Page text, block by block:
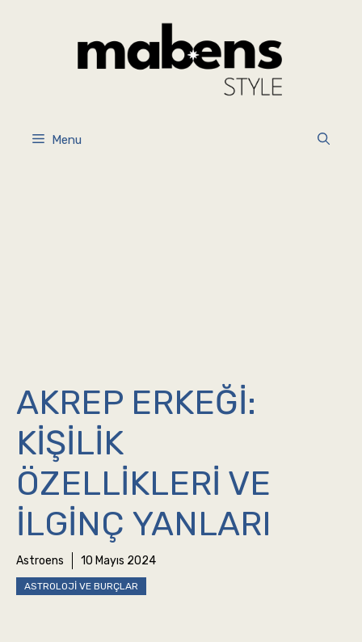
Menu
AKREP ERKEĞI:
KIŞILIK
ÖZELLIKLERI VE
İLGINÇ YANLARI
Astroens 10 Mayıs 2024
ASTROLOJI VE BURÇLAR